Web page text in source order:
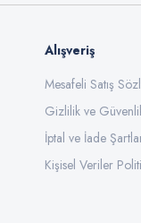
Alışveriş
Mesafeli Satış
Gizlilik ve
İptal ve İade
Kişisel Veriler